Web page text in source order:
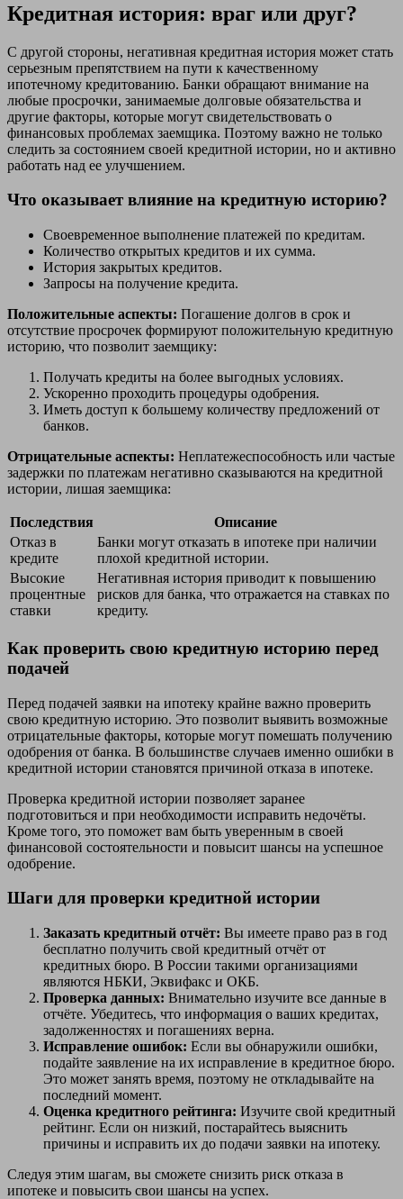
Кредитная история: враг или друг?
С другой стороны, негативная кредитная история может стать
серьезным препятствием на пути к качественному
ипотечному кредитованию. Банки обращают внимание на
любые просрочки, занимаемые долговые обязательства и
другие факторы, которые могут свидетельствовать о
финансовых проблемах заемщика. Поэтому важно не только
следить за состоянием своей кредитной истории, но и активно
работать над ее улучшением.
Что оказывает влияние на кредитную историю?
Своевременное выполнение платежей по кредитам.
Количество открытых кредитов и их сумма.
История закрытых кредитов.
Запросы на получение кредита.
Положительные аспекты: Погашение долгов в срок и
отсутствие просрочек формируют положительную кредитную
историю, что позволит заемщику:
Получать кредиты на более выгодных условиях.
Ускоренно проходить процедуры одобрения.
Иметь доступ к большему количеству предложений от
банков.
Отрицательные аспекты: Неплатежеспособность или частые
задержки по платежам негативно сказываются на кредитной
истории, лишая заемщика:
Последствия
Описание
Отказ в
кредите
Банки могут отказать в ипотеке при наличии
плохой кредитной истории.
Высокие
процентные
ставки
Негативная история приводит к повышению
рисков для банка, что отражается на ставках по
кредиту.
Как проверить свою кредитную историю перед
подачей
Перед подачей заявки на ипотеку крайне важно проверить
свою кредитную историю. Это позволит выявить возможные
отрицательные факторы, которые могут помешать получению
одобрения от банка. В большинстве случаев именно ошибки в
кредитной истории становятся причиной отказа в ипотеке.
Проверка кредитной истории позволяет заранее
подготовиться и при необходимости исправить недочёты.
Кроме того, это поможет вам быть уверенным в своей
финансовой состоятельности и повысит шансы на успешное
одобрение.
Шаги для проверки кредитной истории
Заказать кредитный отчёт: Вы имеете право раз в год
бесплатно получить свой кредитный отчёт от
кредитных бюро. В России такими организациями
являются НБКИ, Эквифакс и ОКБ.
Проверка данных: Внимательно изучите все данные в
отчёте. Убедитесь, что информация о ваших кредитах,
задолженностях и погашениях верна.
Исправление ошибок: Если вы обнаружили ошибки,
подайте заявление на их исправление в кредитное бюро.
Это может занять время, поэтому не откладывайте на
последний момент.
Оценка кредитного рейтинга: Изучите свой кредитный
рейтинг. Если он низкий, постарайтесь выяснить
причины и исправить их до подачи заявки на ипотеку.
Следуя этим шагам, вы сможете снизить риск отказа в
ипотеке и повысить свои шансы на успех.